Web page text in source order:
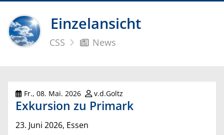
Einzelansicht
CSS News
Fr., 08. Mai. 2026 v.d.Goltz
Exkursion zu Primark
23. Juni 2026, Essen